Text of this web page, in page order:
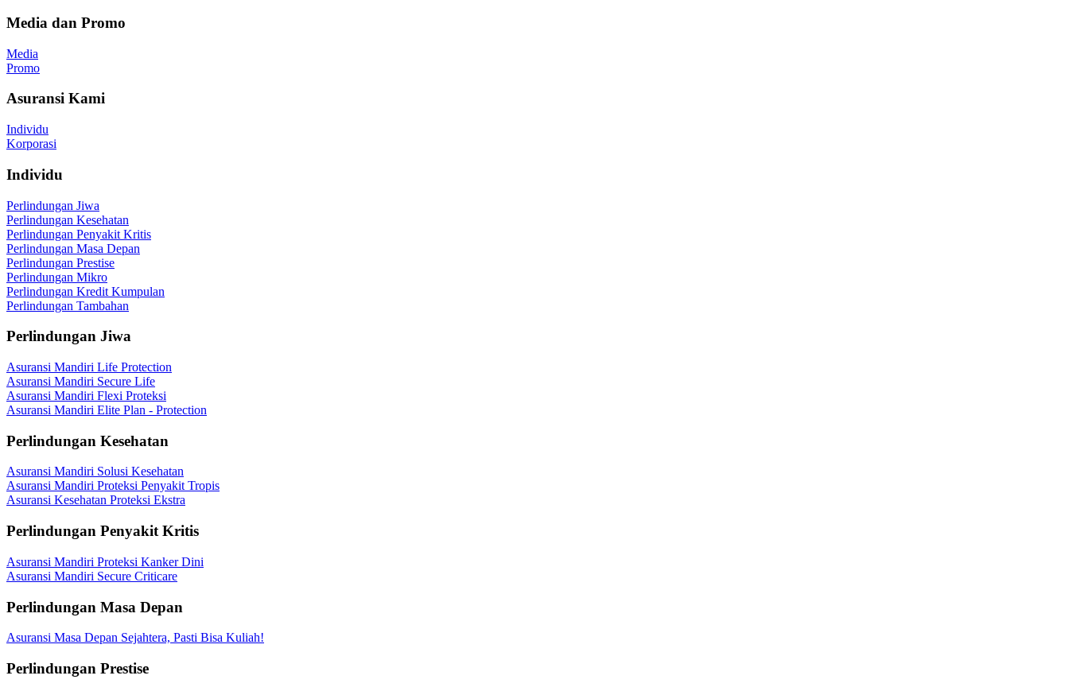
Media dan Promo
Media
Promo
Asuransi Kami
Individu
Korporasi
Individu
Perlindungan Jiwa
Perlindungan Kesehatan
Perlindungan Penyakit Kritis
Perlindungan Masa Depan
Perlindungan Prestise
Perlindungan Mikro
Perlindungan Kredit Kumpulan
Perlindungan Tambahan
Perlindungan Jiwa
Asuransi Mandiri Life Protection
Asuransi Mandiri Secure Life
Asuransi Mandiri Flexi Proteksi
Asuransi Mandiri Elite Plan - Protection
Perlindungan Kesehatan
Asuransi Mandiri Solusi Kesehatan
Asuransi Mandiri Proteksi Penyakit Tropis
Asuransi Kesehatan Proteksi Ekstra
Perlindungan Penyakit Kritis
Asuransi Mandiri Proteksi Kanker Dini
Asuransi Mandiri Secure Criticare
Perlindungan Masa Depan
Asuransi Masa Depan Sejahtera, Pasti Bisa Kuliah!
Perlindungan Prestise